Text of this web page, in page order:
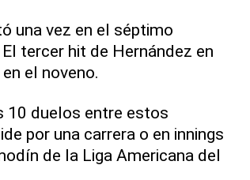
una vez en el séptimo
tercer hit de Hernández en
el noveno.
10 duelos entre estos
por una carrera o en innings
de la Liga Americana del